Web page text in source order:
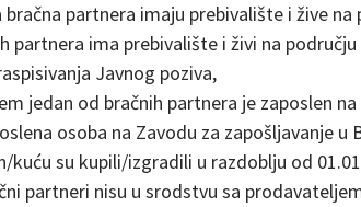
bračna partnera imaju prebivalište i žive
partnera ima prebivalište i živi na
Javnog poziva,
jedan od bračnih partnera je zaposlen
osoba na Zavodu za zapošljavanje u
kuću su kupili/izgradili u razdoblju od
partneri nisu u srodstvu sa